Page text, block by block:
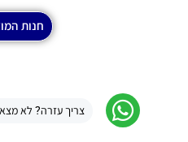
חנות
צריך עזרה? לא